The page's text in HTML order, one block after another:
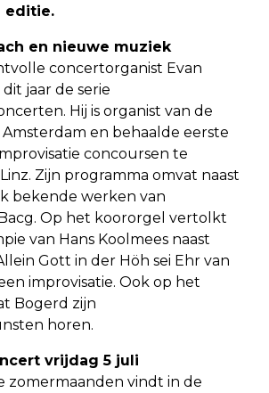
editie.
en nieuwe muziek
concertorganist Evan
jaar de serie
Hij is organist van de
en behaalde eerste
concoursen te
Zijn programma omvat naast
bekende werken van
Op het koororgel vertolkt
van Hans Koolmees naast
Gott in der Höh sei Ehr van
improvisatie. Ook op het
Bogerd zijn
horen.
vrijdag 5 juli
zomermaanden vindt in de